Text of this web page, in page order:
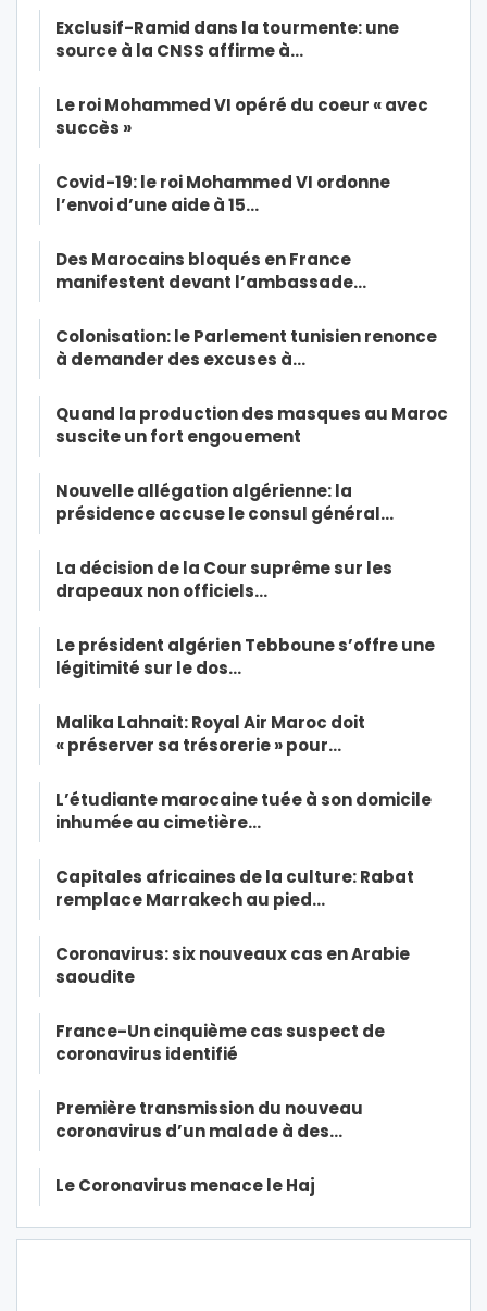
Exclusif-Ramid dans la tourmente: une
source à la CNSS affirme à…
Le roi Mohammed VI opéré du coeur « avec
succès »
Covid-19: le roi Mohammed VI ordonne
l’envoi d’une aide à 15…
Des Marocains bloqués en France
manifestent devant l’ambassade…
Colonisation: le Parlement tunisien renonce
à demander des excuses à…
Quand la production des masques au Maroc
suscite un fort engouement
Nouvelle allégation algérienne: la
présidence accuse le consul général…
La décision de la Cour suprême sur les
drapeaux non officiels…
Le président algérien Tebboune s’offre une
légitimité sur le dos…
Malika Lahnait: Royal Air Maroc doit
« préserver sa trésorerie » pour…
L’étudiante marocaine tuée à son domicile
inhumée au cimetière…
Capitales africaines de la culture: Rabat
remplace Marrakech au pied…
Coronavirus: six nouveaux cas en Arabie
saoudite
France-Un cinquième cas suspect de
coronavirus identifié
Première transmission du nouveau
coronavirus d’un malade à des…
Le Coronavirus menace le Haj